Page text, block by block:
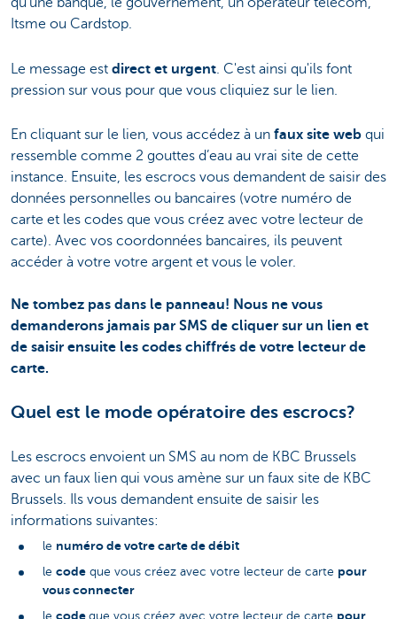
Itsme ou Cardstop.
Le message est direct et urgent. C'est ainsi qu'ils font
pression sur vous pour que vous cliquiez sur le lien.
En cliquant sur le lien, vous accédez à un faux site web qui
ressemble comme 2 gouttes d’eau au vrai site de cette
instance. Ensuite, les escrocs vous demandent de saisir des
données personnelles ou bancaires (votre numéro de
carte et les codes que vous créez avec votre lecteur de
carte). Avec vos coordonnées bancaires, ils peuvent
accéder à votre votre argent et vous le voler.
Ne tombez pas dans le panneau! Nous ne vous
demanderons jamais par SMS de cliquer sur un lien et
de saisir ensuite les codes chiffrés de votre lecteur de
carte.
Quel est le mode opératoire des escrocs?
Les escrocs envoient un SMS au nom de KBC Brussels
avec un faux lien qui vous amène sur un faux site de KBC
Brussels. Ils vous demandent ensuite de saisir les
informations suivantes:
le numéro de votre carte de débit
le code que vous créez avec votre lecteur de carte pour
vous connecter
le code que vous créez avec votre lecteur de carte pour